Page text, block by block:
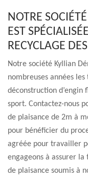
NOTRE
EST
RECYCLAGE
Notre société Kyllian
nombreuses années
déconstruction d’engin
sport. Contactez-nous
de plaisance de 2m à
pour bénéficier du
agréée pour travailler
engageons à assurer
de plaisance soumis à